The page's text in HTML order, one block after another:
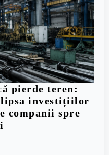
pierde teren:
investițiilor
companii spre